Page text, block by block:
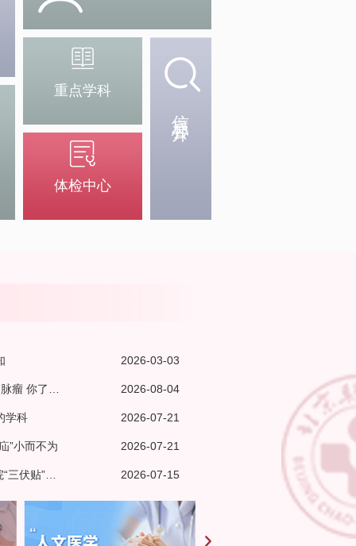
重点学科
体检中心
2026-03-03
2026-08-04
瘤 你了…
2026-07-21
学科
2026-07-21
”小而不为
2026-07-15
三伏贴”…